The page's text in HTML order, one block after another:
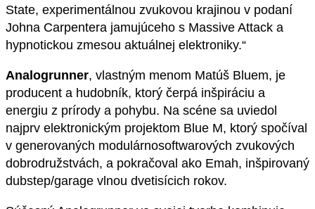
State, experimentálnou zvukovou krajinou v podaní
Johna Carpentera jamujúceho s Massive Attack a
hypnotickou zmesou aktuálnej elektroniky.“
Analogrunner, vlastným menom Matúš Bluem, je
producent a hudobník, ktorý čerpá inšpiráciu a
energiu z prírody a pohybu. Na scéne sa uviedol
najprv elektronickým projektom Blue M, ktorý spočíval
v generovaných modulárnosoftwarových zvukových
dobrodružstvách, a pokračoval ako Emah, inšpirovaný
dubstep/garage vlnou dvetisícich rokov.